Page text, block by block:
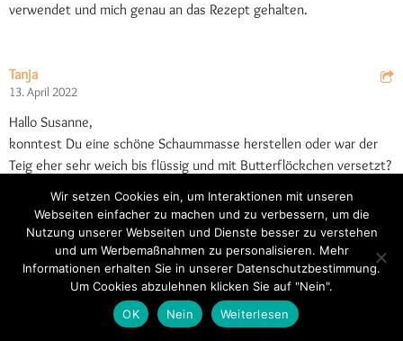
verwendet und mich genau an das Rezept gehalten.
Tanja
13. April 2022
Hallo Susanne,
konntest Du eine schöne Schaummasse herstellen oder war der
Teig eher sehr weich bis flüssig und mit Butterflöckchen versetzt?
13. April 2022
Ja, es war eine schöne Schaummasse. Da ich die Butter nicht
rechtzeitig aus dem Kühlschrank hatte, habe ich sie vorsichtig in
Wir setzen Cookies ein, um Interaktionen mit unseren
Webseiten einfacher zu machen und zu verbessern, um die
Nutzung unserer Webseiten und Dienste besser zu verstehen
und um Werbemaßnahmen zu personalisieren. Mehr
Informationen erhalten Sie in unserer Datenschutzbestimmung.
Um Cookies abzulehnen klicken Sie auf "Nein".
OK
Nein Weiterlesen